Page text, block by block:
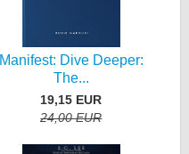
Manifest: Dive Deeper:
The...
19,15 EUR
24,00 EUR